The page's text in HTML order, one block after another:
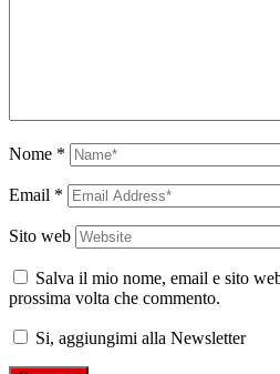
Nome *
Email *
Sito web
Salva il mio nome, email e sito
prossima volta che commento.
Si, aggiungimi alla Newsletter